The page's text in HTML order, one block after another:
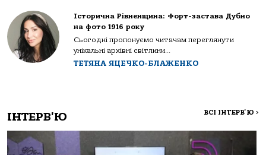
Історична Рівненщина: Форт-застава Дубно
на фото 1916 року
Сьогодні пропонуємо читачам переглянути
унікальні архівні світлини...
ТЕТЯНА ЯЦЕЧКО-БЛАЖЕНКО
ІНТЕРВ'Ю ВСІ ІНТЕРВ'Ю >